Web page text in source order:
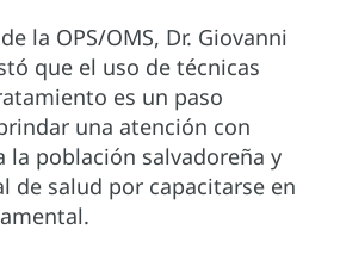
la OPS/OMS, Dr. Giovanni
que el uso de técnicas
es un paso
una atención con
la población salvadoreña y
de salud por capacitarse en